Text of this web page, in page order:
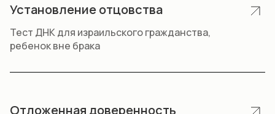
Установление отцовства
Тест ДНК для израильского гражданства,
ребенок вне брака
Отложенная доверенность